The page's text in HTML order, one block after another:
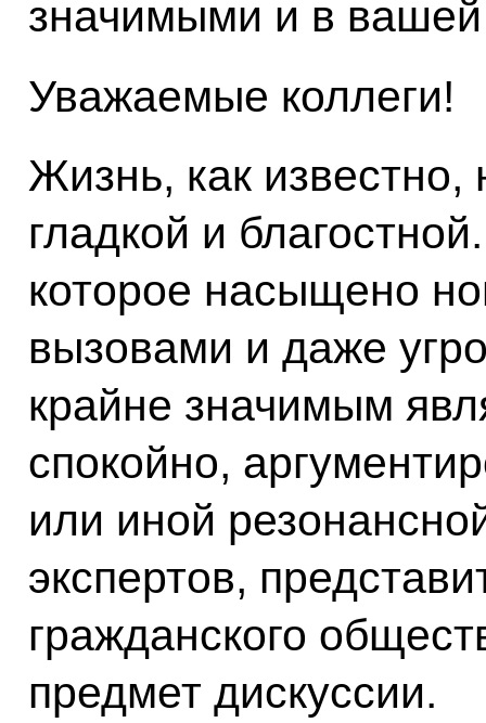
значимыми и в вашей
Уважаемые коллеги!
Жизнь, как известно,
гладкой и
которое насыщено
вызовами и даже
крайне значимым
спокойно,
или иной
экспертов,
гражданского
предмет дискуссии.